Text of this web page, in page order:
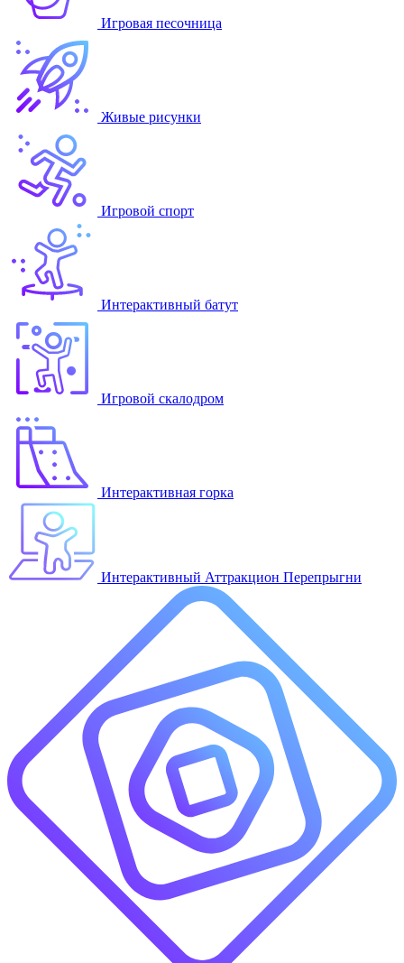
Игровая песочница
Живые рисунки
Игровой спорт
Интерактивный батут
Игровой скалодром
Интерактивная горка
Интерактивный Аттракцион Перепрыгни